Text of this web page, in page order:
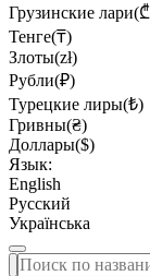
Грузинские
Тенге(₸)
Злоты(zł)
Рубли(₽)
Турецкие лиры(₺)
Гривны(₴)
Доллары($)
Язык:
English
Русский
Українська